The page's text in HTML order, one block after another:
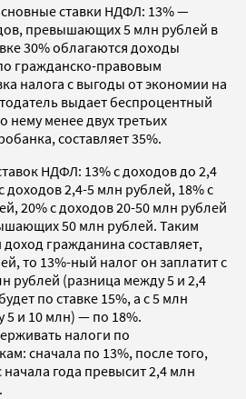
ставки НДФЛ: 13% —
превышающих 5 млн рублей в
30% облагаются доходы
гражданско-правовым
налога с выгоды от экономии на
выдает беспроцентный
нему менее двух третьих
составляет 35%.
НДФЛ: 13% с доходов до 2,4
доходов 2,4-5 млн рублей, 18% с
20% с доходов 20-50 млн рублей
50 млн рублей. Таким
гражданина составляет,
то 13%-ный налог он заплатит с
рублей (разница между 5 и 2,4
по ставке 15%, а с 5 млн
5 и 10 млн) — по 18%.
налоги по
сначала по 13%, после того,
года превысит 2,4 млн